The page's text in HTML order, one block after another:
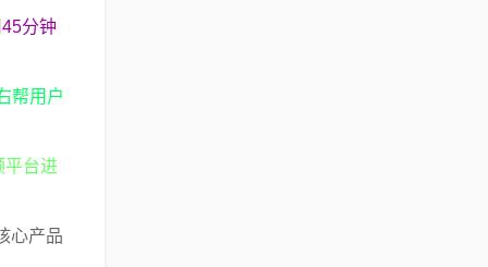
分钟
帮用户
平台进
心产品